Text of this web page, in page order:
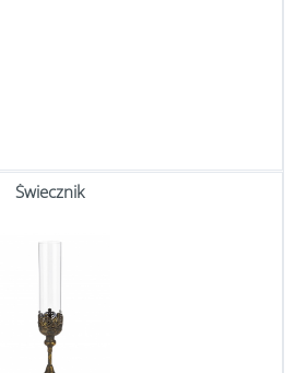
Świecznik